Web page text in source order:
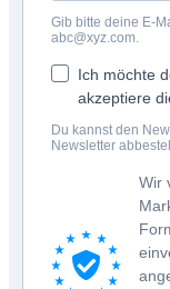
Gib bitte deine E-
abc@xyz.com.
Ich möchte
akzeptiere
Du kannst den
Newsletter
Wir